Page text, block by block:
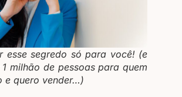
esse segredo só para você! (e
milhão de pessoas para quem
e quero vender…)